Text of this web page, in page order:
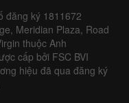
đăng ký 1811672
Meridian Plaza, Road
thuộc Anh
cấp bởi FSC BVI
hiệu đã qua đăng ký